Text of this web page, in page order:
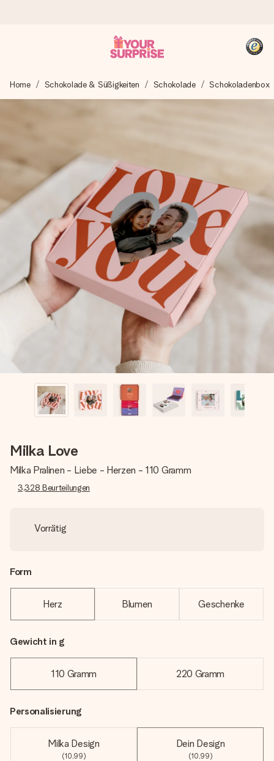
Wir bereiten dein Geschenk sorgfältig vor und schicken es
blitzschnell – damit du es genau zum richtigen Zeitpunkt
4,8 (basierend auf +15.000 Bewertungen)
Unsere Geschenke begeistern. Kunden bewerten uns mit
4,8 bei Google Reviews (Gesamtergebnis aller Länder, in
die wir versenden).
+49 39292 929695
Montag - Freitag : 8:30 - 17:00 Uhr
Samstag - Sonntag : 8:30 - 13:00 Uhr
Home Schokolade & Süßigkeiten Schokolade Schokoladenbox
Milka Love
Milka Pralinen - Liebe - Herzen - 110 Gramm
3,328 Beurteilungen
Vorrätig
Form
Herz Blumen Geschenke
Gewicht in g
110 Gramm 220 Gramm
Personalisierung
Milka Design
(10,99)
Dein Design
(10,99)